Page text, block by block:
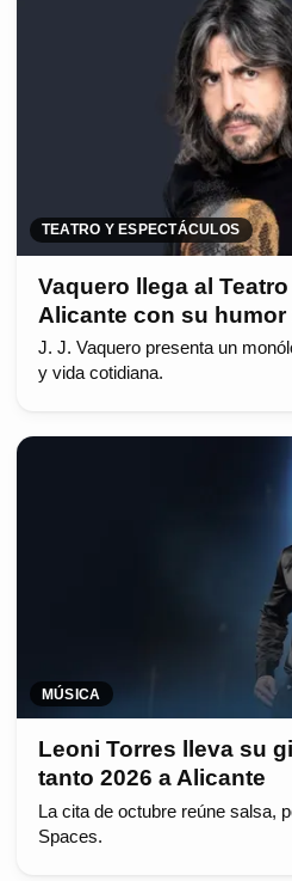
TEATRO Y ESPECTÁCULOS
Vaquero llega al
Alicante con su humor
J. J. Vaquero presenta un
y vida cotidiana.
MÚSICA
Leoni Torres lleva su
tanto 2026 a Alicante
La cita de octubre reúne salsa,
Spaces.